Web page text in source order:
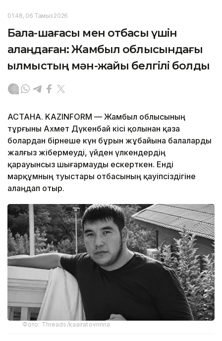
01:48, 06 Тамыз 2026
Бала-шағасы мен отбасы үшін
алаңдаған: Жамбыл облысындағы
қылмыстың мән-жайы белгілі болды
АСТАНА. KAZINFORM — Жамбыл облысының
тұрғыны Ахмет Дүкенбай кісі қолынан қаза
болардан бірнеше күн бұрын жұбайына балаларды
жалғыз жібермеуді, үйден үлкендердің
қарауынсыз шығармауды ескерткен. Енді
марқұмның туыстары отбасының қауіпсіздігіне
алаңдап отыр.
Фото: Threads/kaairatovnnna